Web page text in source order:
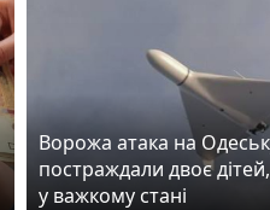
Ворожа атака на
постраждали двоє
у важкому стані